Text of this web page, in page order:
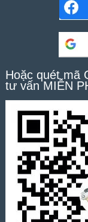
Hoặc quét mã
tư vấn MIỄN